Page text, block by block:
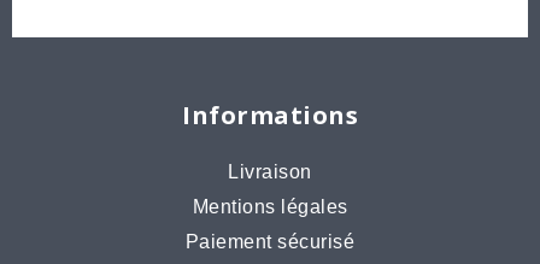
Informations
Livraison
Mentions légales
Paiement sécurisé